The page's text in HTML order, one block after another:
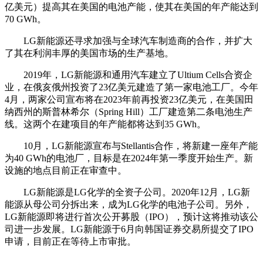
亿美元）提高其在美国的电池产能，使其在美国的年产能达到
70 GWh。
LG新能源还寻求加强与全球汽车制造商的合作，并扩大
了其在利润丰厚的美国市场的生产基地。
2019年，LG新能源和通用汽车建立了Ultium Cells合资企
业，在俄亥俄州投资了23亿美元建造了第一家电池工厂。今年
4月，两家公司宣布将在2023年前再投资23亿美元，在美国田
纳西州的斯普林希尔（Spring Hill）工厂建造第二条电池生产
线。这两个在建项目的年产能都将达到35 GWh。
10月，LG新能源宣布与Stellantis合作，将新建一座年产能
为40 GWh的电池厂，目标是在2024年第一季度开始生产。新
设施的地点目前正在审查中。
LG新能源是LG化学的全资子公司。2020年12月，LG新
能源从母公司分拆出来，成为LG化学的电池子公司。另外，
LG新能源即将进行首次公开募股（IPO），预计这将推动该公
司进一步发展。LG新能源于6月向韩国证券交易所提交了IPO
申请，目前正在等待上市审批。